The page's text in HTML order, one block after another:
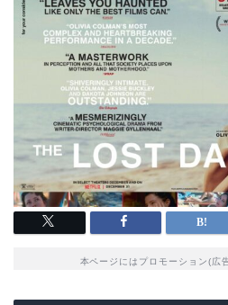
本ページにはプロモーション(広